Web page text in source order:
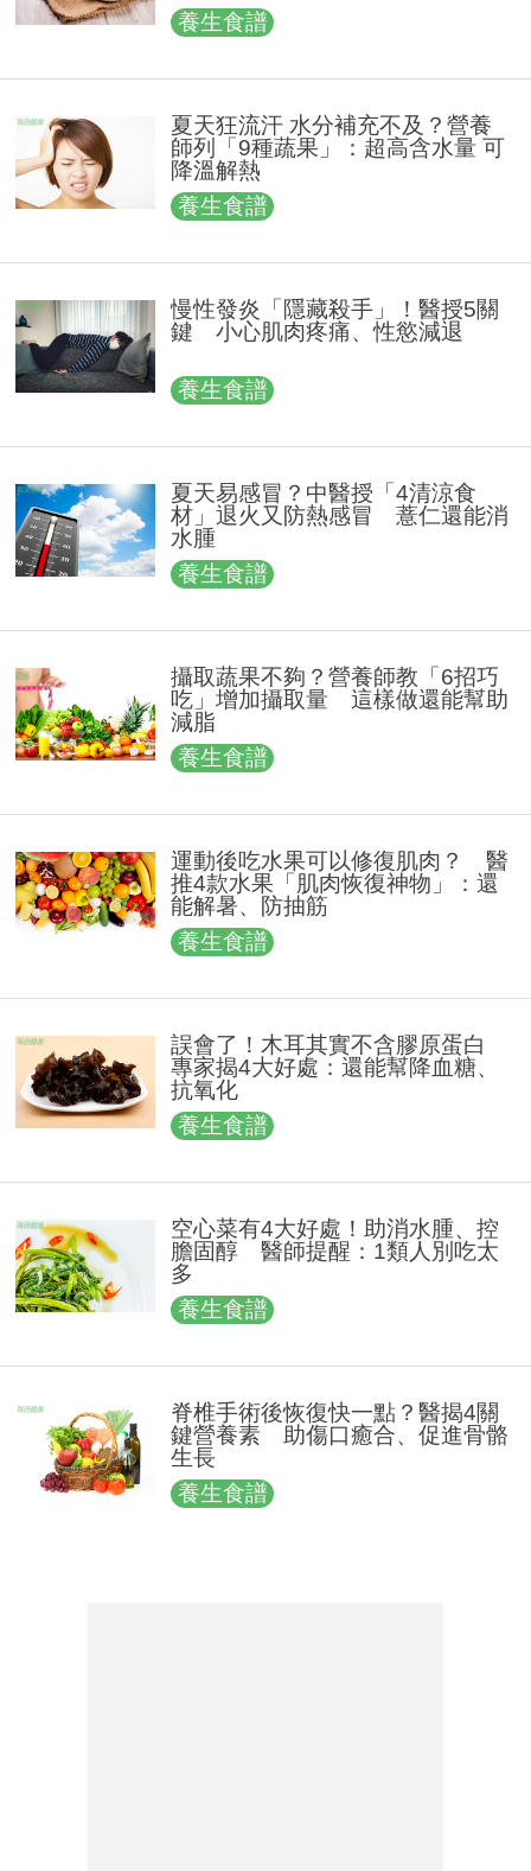
養生食譜
夏天狂流汗 水分補充不及？營養
師列「9種蔬果」：超高含水量 可
降溫解熱
養生食譜
慢性發炎「隱藏殺手」！醫授5關
鍵 小心肌肉疼痛、性慾減退
養生食譜
夏天易感冒？中醫授「4清涼食
材」退火又防熱感冒 薏仁還能消
水腫
養生食譜
攝取蔬果不夠？營養師教「6招巧
吃」增加攝取量 這樣做還能幫助
減脂
養生食譜
運動後吃水果可以修復肌肉？ 醫
推4款水果「肌肉恢復神物」：還
能解暑、防抽筋
養生食譜
誤會了！木耳其實不含膠原蛋白
專家揭4大好處：還能幫降血糖、
抗氧化
養生食譜
空心菜有4大好處！助消水腫、控
膽固醇 醫師提醒：1類人別吃太
多
養生食譜
脊椎手術後恢復快一點？醫揭4關
鍵營養素 助傷口癒合、促進骨骼
生長
養生食譜